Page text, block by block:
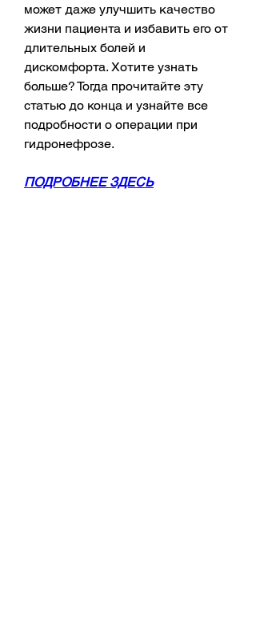
может даже улучшить качество
жизни пациента и избавить его от
длительных болей и
дискомфорта. Хотите узнать
больше? Тогда прочитайте эту
статью до конца и узнайте все
подробности о операции при
гидронефрозе.
ПОДРОБНЕЕ ЗДЕСЬ